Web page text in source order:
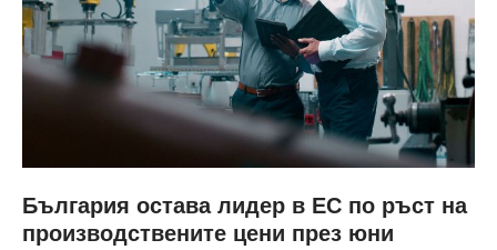
България остава лидер в ЕС по ръст на
производствените цени през юни